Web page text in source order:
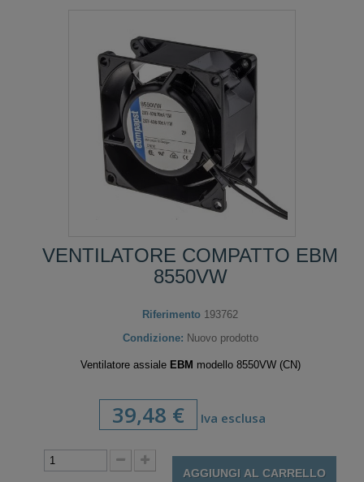
VENTILATORE COMPATTO EBM
8550VW
Riferimento 193762
Condizione: Nuovo prodotto
Ventilatore assiale EBM modello 8550VW (CN)
39,48 € Iva esclusa
AGGIUNGI AL CARRELLO